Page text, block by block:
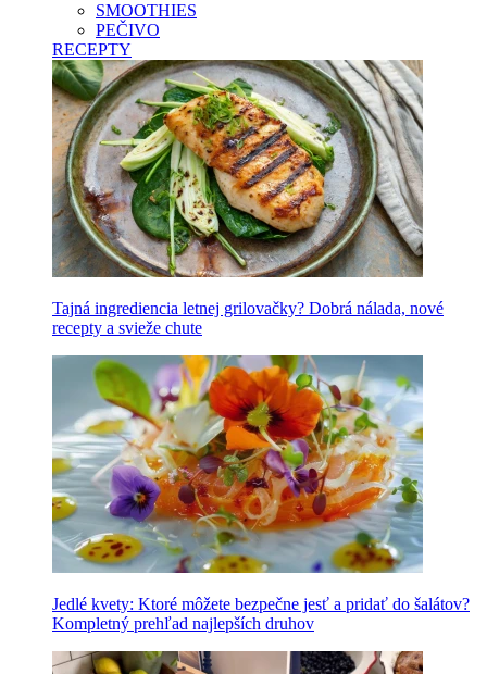
SMOOTHIES
PEČIVO
RECEPTY
Tajná ingrediencia letnej grilovačky? Dobrá nálada, nové
recepty a svieže chute
Jedlé kvety: Ktoré môžete bezpečne jesť a pridať do šalátov?
Kompletný prehľad najlepších druhov